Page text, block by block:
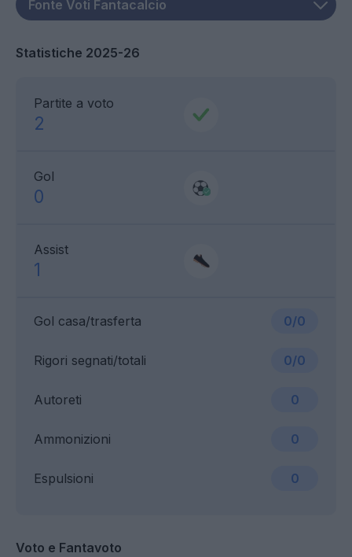
Statistiche 2025-26
Partite a voto
2
Gol
0
Assist
1
Gol casa/trasferta 0/0
Ammonizioni 0
Rigori segnati/totali 0/0
Espulsioni 0
Autoreti 0
Voto e Fantavoto